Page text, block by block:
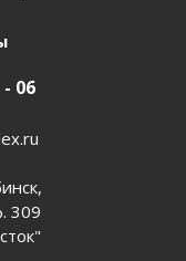
06
309